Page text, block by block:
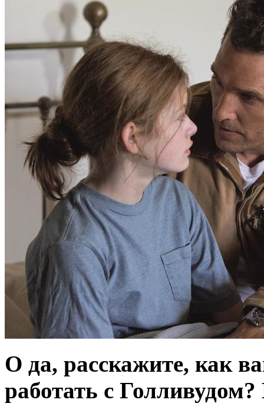
О да, расскажите, как
работать с